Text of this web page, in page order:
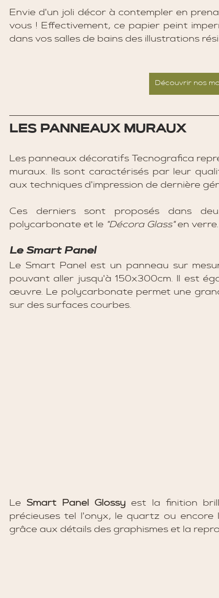
Envie d'un joli décor à contempler en
vous ! Effectivement, ce papier peint
dans vos salles de bains des illustrations
Découvrir nos
LES PANNEAUX MURAUX
Les panneaux décoratifs Tecnografica
muraux. Ils sont caractérisés par leur
aux techniques d'impression de dernière
Ces derniers sont proposés dans
polycarbonate et le "Décora Glass" en
Le Smart Panel
Le Smart Panel est un panneau sur
pouvant aller jusqu'à 150x300cm. Il est
œuvre. Le polycarbonate permet une
sur des surfaces courbes.
Le Smart Panel Glossy est la finition
précieuses tel l'onyx, le quartz ou
grâce aux détails des graphismes et la